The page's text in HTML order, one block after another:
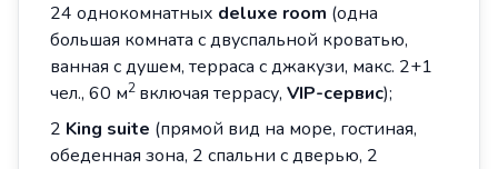
24 однокомнатных deluxe room (одна
большая комната с двуспальной кроватью,
ванная с душем, терраса с джакузи, макс. 2+1
чел., 60 м2 включая террасу, VIP-сервис);
2 King suite (прямой вид на море, гостиная,
обеденная зона, 2 спальни с дверью, 2